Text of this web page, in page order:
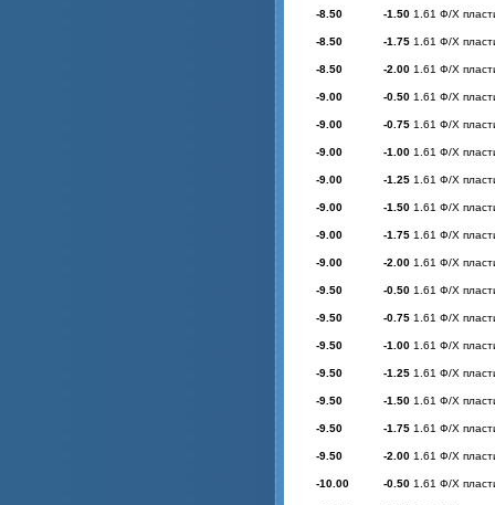
-8.50 -1.50 1.61 Ф/Х
-8.50 -1.75 1.61 Ф/Х
-8.50 -2.00 1.61 Ф/Х
-9.00 -0.50 1.61 Ф/Х
-9.00 -0.75 1.61 Ф/Х
-9.00 -1.00 1.61 Ф/Х
-9.00 -1.25 1.61 Ф/Х
-9.00 -1.50 1.61 Ф/Х
-9.00 -1.75 1.61 Ф/Х
-9.00 -2.00 1.61 Ф/Х
-9.50 -0.50 1.61 Ф/Х
-9.50 -0.75 1.61 Ф/Х
-9.50 -1.00 1.61 Ф/Х
-9.50 -1.25 1.61 Ф/Х
-9.50 -1.50 1.61 Ф/Х
-9.50 -1.75 1.61 Ф/Х
-9.50 -2.00 1.61 Ф/Х
-10.00 -0.50 1.61 Ф/Х